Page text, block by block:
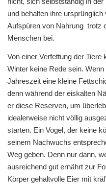
und behalten ihre
Aufspüren von Nahrung trotz
Menschen bei.
Von einer Verfettung der
Winter keine Rede sein.
Jahreszeit eine kleine
denn während der eiskalten
er diese Reserven, um
idealerweise nicht völlig
starten. Ein Vogel, der keine
seinem Nachwuchs
Weg geben. Denn nur dann,
ausreichend gut ernährt zur
Körper gehaltvolle Eier mit